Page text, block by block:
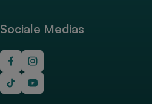
Sociale Medias